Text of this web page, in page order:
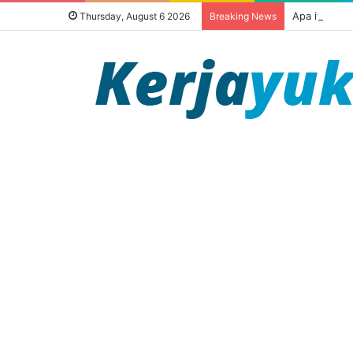
Thursday, August 6 2026 Breaking News Apa itu